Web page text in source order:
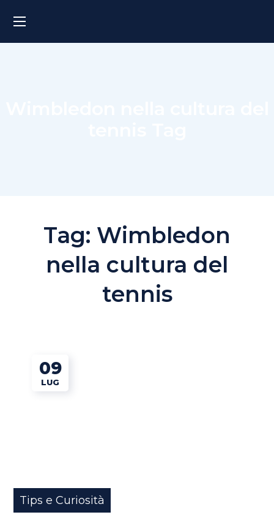
Tag: Wimbledon
nella cultura del
tennis
09
LUG
Tips e Curiosità